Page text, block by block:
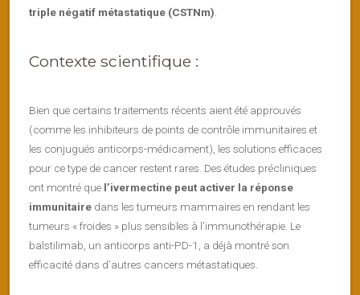
triple négatif métastatique (CSTNm)
Contexte scientifique :
Bien que certains traitements récents aient été approuvés
(comme les inhibiteurs de points de contrôle immunitaires et
les conjugués anticorps-médicament), les solutions efficaces
pour ce type de cancer restent rares. Des études précliniques
ont montré que l’ivermectine peut activer la réponse
immunitaire dans les tumeurs mammaires en rendant les
tumeurs « froides » plus sensibles à l’immunothérapie. Le
balstilimab, un anticorps anti-PD-1, a déjà montré son
efficacité dans d’autres cancers métastatiques.